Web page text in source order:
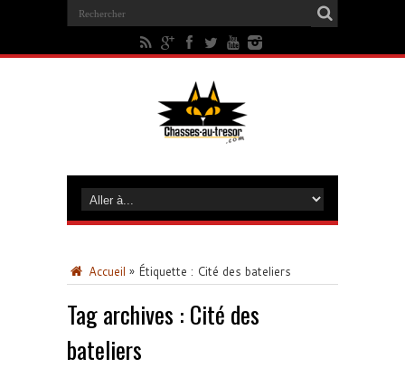
Accueil » Étiquette : Cité des bateliers
Tag archives : Cité des
bateliers